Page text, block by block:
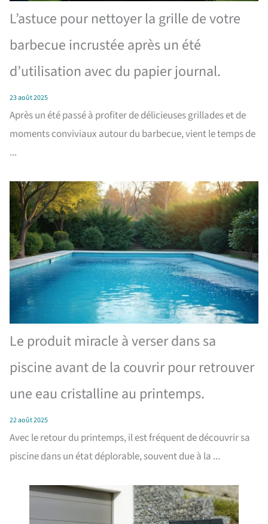
L’astuce pour nettoyer la grille de votre
barbecue incrustée après un été
d’utilisation avec du papier journal.
23 août 2025
Après un été passé à profiter de délicieuses grillades et de
moments conviviaux autour du barbecue, vient le temps de
...
Le produit miracle à verser dans sa
piscine avant de la couvrir pour retrouver
une eau cristalline au printemps.
22 août 2025
Avec le retour du printemps, il est fréquent de découvrir sa
piscine dans un état déplorable, souvent due à la ...